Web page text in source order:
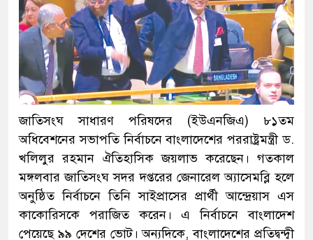
জাতিসংঘ সাধারণ পরিষদের (ইউএনজিএ) ৮১তম
অধিবেশনের সভাপতি নির্বাচনে বাংলাদেশের পররাষ্ট্রমন্ত্রী ড.
খলিলুর রহমান ঐতিহাসিক জয়লাভ করেছেন। গতকাল
মঙ্গলবার জাতিসংঘ সদর দপ্তরের জেনারেল অ্যাসেমব্লি হলে
অনুষ্ঠিত নির্বাচনে তিনি সাইপ্রাসের প্রার্থী আন্দ্রেয়াস এস
কাকোরিসকে পরাজিত করেন। এ নির্বাচনে বাংলাদেশ
পেয়েছে ৯৯ দেশের ভোট। অন্যদিকে, বাংলাদেশের প্রতিদ্বন্দ্বী